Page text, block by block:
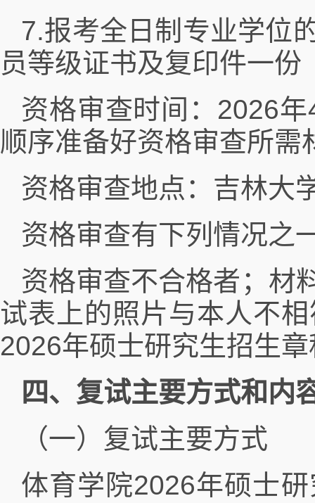
7.报考全日制专业学位
员等级证书及复印件一
资格审查时间：2026
顺序准备好资格审查所需
资格审查地点：吉林大
资格审查有下列情况之
资格审查不合格者；材
试表上的照片与本人不
2026年硕士研究生招生
四、复试主要方式和内
（一）复试主要方式
体育学院2026年硕士